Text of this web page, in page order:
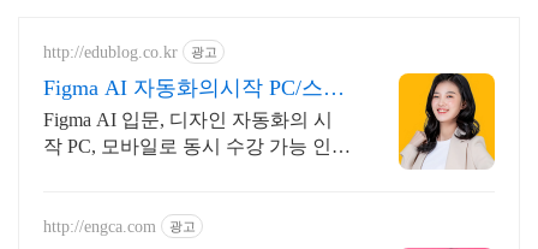
http://edublog.co.kr 광고
Figma AI 자동화의시작 PC/스마
트폰 동영상강의
Figma AI 입문, 디자인 자동화의 시
작 PC, 모바일로 동시 수강 가능 인강
http://engca.com 광고